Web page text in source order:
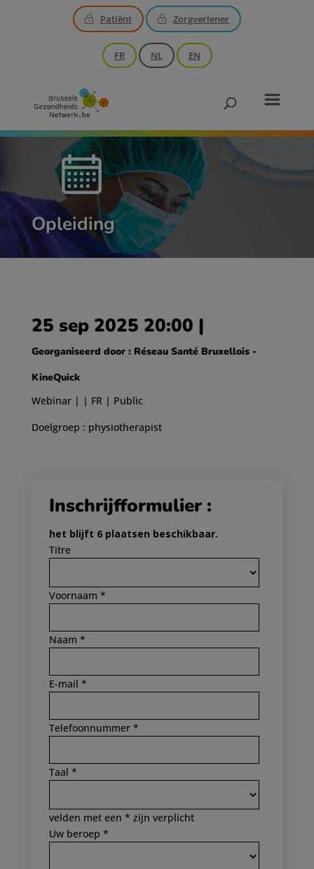
Patiënt Zorgverlener
FR NL EN
Opleiding
25 sep 2025 20:00 |
Georganiseerd door : Réseau Santé Bruxellois -
KineQuick
Webinar | | FR | Public
Doelgroep : physiotherapist
Inschrijfformulier :
het blijft 6 plaatsen beschikbaar.
Titre
Voornaam *
Naam *
E-mail *
Telefoonnummer *
Taal *
velden met een * zijn verplicht
Uw beroep *